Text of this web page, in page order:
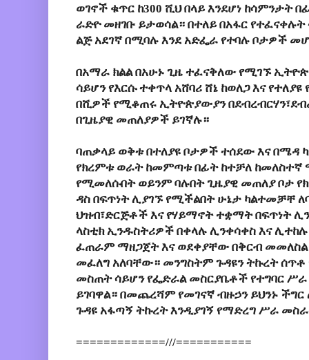
ወገኖች ቁጥር ከ300 ሺህ በላይ እንደሆነ
ራድዮ መዘገቡ ይታወሳል። በተለይ በአፋር
ልጅ አደገኛ በሚባሉ እንደ አድፌራ የተባሉ ቦታዎች
በአማራ ክልል በአሁኑ ጊዜ ተፈናቅለው የሚገኙ
ሳይሆን የእርሱ ተቀጥላ አሸባሪ ሸኔ ከወለጋ እና
በሺዎች የሚቆጠሩ ኢትዮጵያውያን
በጊዜያዊ መጠለያዎች ይገኛሉ።
ባጠቃላይ ወቅቱ በተለያዩ ቦታዎች ተሰደው እና በሜዳ
የክረምቱ ወራት ከመምጣቱ በፊት ከተቻለ ከመለስተኛ
የሚመለሱበት ወይንም ባሉበት ጊዜያዊ መጠለያ ቦታ
ዳስ በፍጥነት ሊያገኙ የሚችልበት ሁኔታ ካልተመቻቸ
ህዝብ፣ድርጅቶች እና የሃይማኖት ተቋማት በፍጥነት
ላስቲክ ኢንዱስትሪዎች በቀላሉ ሊንቀሳቀስ እና
ፈጠራም ማዘጋጀት እና ወደቀያቸው በቅርብ መመለስል
መፈለግ አለባቸው። መንግስትም ጉዳዩን ትኩረት
መስጠት ሳይሆን የፌድራል መስርያቤቶች የተግባር
ይገባዋል። በመጨረሻም የመገናኛ ብዙኃን ይህንኑ
ጉዳዩ አፋጣኝ ትኩረት እንዲያገኝ የማድረግ ሥራ
=============///===========